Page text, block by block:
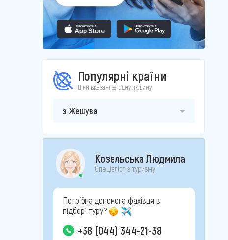
Популярні країни
Ціни вказані за одну людину
з Жешува
Козельська Людмила
Спеціаліст з туризму
Потрібна допомога фахівця в
підборі туру?
+38 (044) 344-21-38